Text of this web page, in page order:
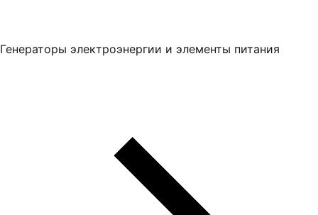
Генераторы электроэнергии и элементы питания